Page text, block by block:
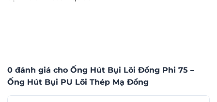
0 đánh giá cho Ống Hút Bụi Lõi Đồng Phi 75 –
Ống Hút Bụi PU Lõi Thép Mạ Đồng